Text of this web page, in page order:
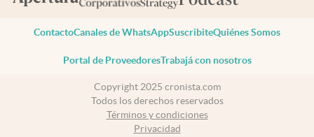
ContactoCanales de WhatsAppSuscribiteQuiénes Somos
Portal de ProveedoresTrabajá con nosotros
Copyright 2025 cronista.com
Todos los derechos reservados
Términos y condiciones
Privacidad